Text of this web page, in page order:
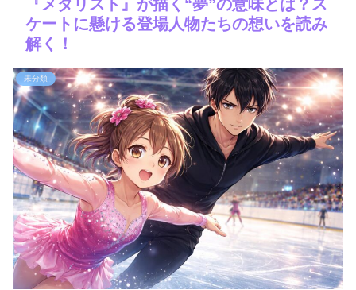
『メダリスト』が描く“夢”の意味とは？ス
ケートに懸ける登場人物たちの想いを読み
解く！
未分類